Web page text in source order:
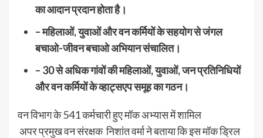
का आदान प्रदान होता है।
– महिलाओं, युवाओं और वन कर्मियों के सहयोग से जंगल
बचाओ-जीवन बचाओ अभियान संचालित।
– 30 से अधिक गांवों की महिलाओं, युवाओं, जन प्रतिनिधियों
और वन कर्मियों के व्हाट्सएप समूह का गठन।
वन विभाग के 541 कर्मचारी हुए मॉक अभ्यास में शामिल
अपर प्रमुख वन संरक्षक निशांत वर्मा ने बताया कि इस मॉक ड्रिल